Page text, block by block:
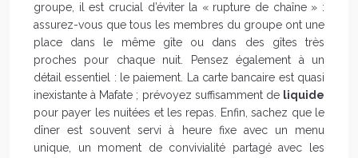
groupe, il est crucial d’éviter la « rupture de chaîne » :
assurez-vous que tous les membres du groupe ont une
place dans le même gîte ou dans des gîtes très
proches pour chaque nuit. Pensez également à un
détail essentiel : le paiement. La carte bancaire est quasi
inexistante à Mafate ; prévoyez suffisamment de liquide
pour payer les nuitées et les repas. Enfin, sachez que le
dîner est souvent servi à heure fixe avec un menu
unique, un moment de convivialité partagé avec les